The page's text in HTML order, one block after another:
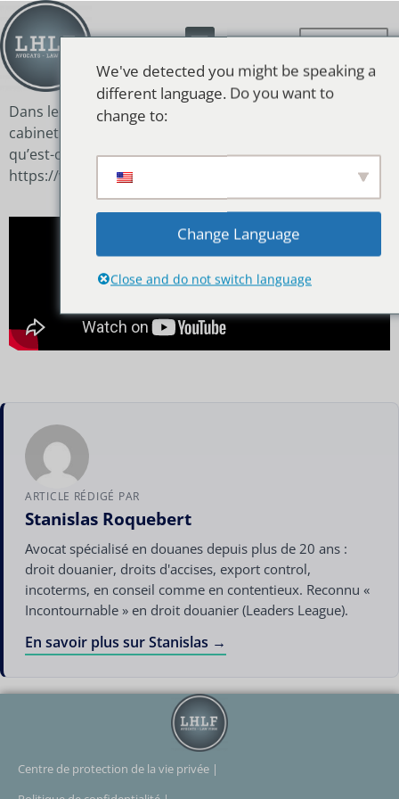
Dans le cadre de sa mini série « LHLF présente », le
cabinet Light House Law Firm présente « La douane,
qu’est-ce que c’est ? » Retrouvez-nous sur
https://www.lh-lf.com
ARTICLE RÉDIGÉ PAR
Stanislas Roquebert
Avocat spécialisé en douanes depuis plus de 20 ans :
droit douanier, droits d'accises, export control,
incoterms, en conseil comme en contentieux. Reconnu «
Incontournable » en droit douanier (Leaders League).
En savoir plus sur Stanislas →
Centre de protection de la vie privée |
We've detected you might be speaking a
different language. Do you want to
change to:
Change Language
Close and do not switch language